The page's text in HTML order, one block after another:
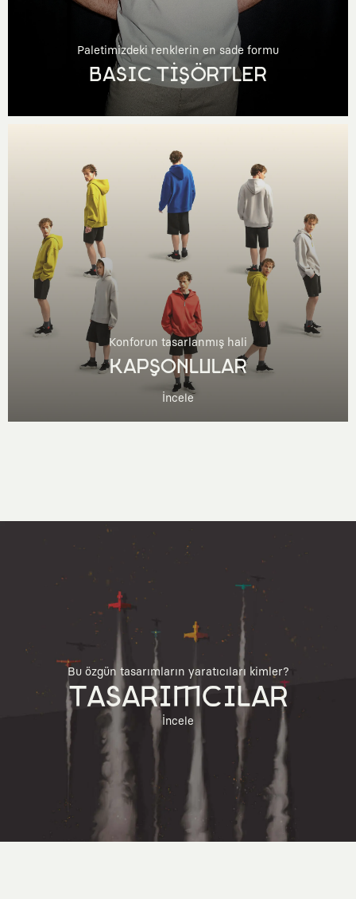
Paletimizdeki renklerin en sade formu
BASIC TİŞÖRTLER
Konforun tasarlanmış hali
KAPŞONLULAR
İncele
Bu özgün tasarımların yaratıcıları kimler?
TASARIMCILAR
İncele